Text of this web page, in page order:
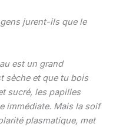
jurent-ils que le
est un grand
sèche et que tu bois
sucré, les papilles
immédiate. Mais la soif
plasmatique, met